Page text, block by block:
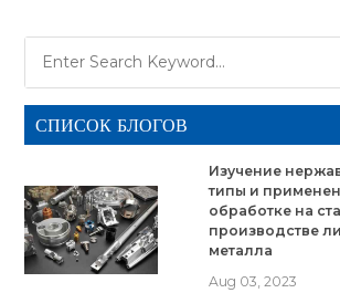
СПИСОК БЛОГОВ
Изучение
типы и
обработке на
производстве
металла
Aug 03, 2023